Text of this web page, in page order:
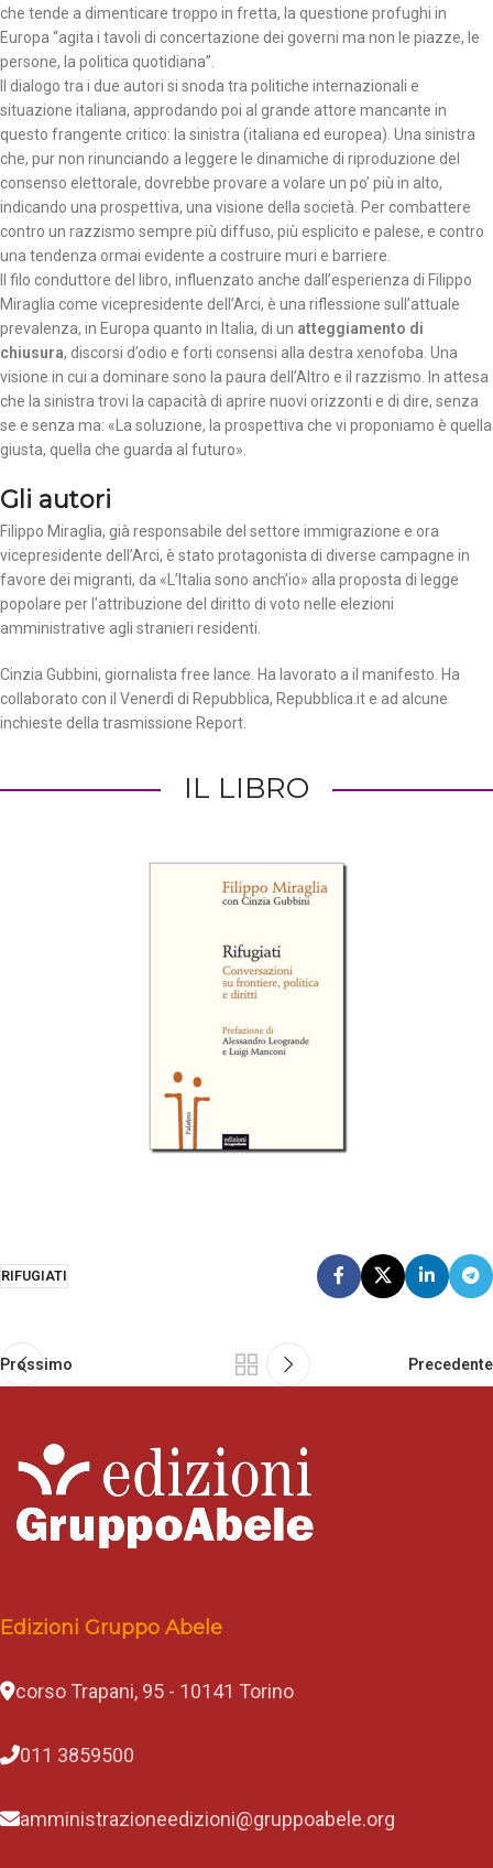
che tende a dimenticare troppo in fretta, la questione profughi in
Europa “agita i tavoli di concertazione dei governi ma non le piazze, le
persone, la politica quotidiana”.
Il dialogo tra i due autori si snoda tra politiche internazionali e
situazione italiana, approdando poi al grande attore mancante in
questo frangente critico: la sinistra (italiana ed europea). Una sinistra
che, pur non rinunciando a leggere le dinamiche di riproduzione del
consenso elettorale, dovrebbe provare a volare un po’ più in alto,
indicando una prospettiva, una visione della società. Per combattere
contro un razzismo sempre più diffuso, più esplicito e palese, e contro
una tendenza ormai evidente a costruire muri e barriere.
Il filo conduttore del libro, influenzato anche dall’esperienza di Filippo
Miraglia come vicepresidente dell’Arci, è una riflessione sull’attuale
prevalenza, in Europa quanto in Italia, di un atteggiamento di
chiusura, discorsi d’odio e forti consensi alla destra xenofoba. Una
visione in cui a dominare sono la paura dell’Altro e il razzismo. In attesa
che la sinistra trovi la capacità di aprire nuovi orizzonti e di dire, senza
se e senza ma: «La soluzione, la prospettiva che vi proponiamo è quella
giusta, quella che guarda al futuro».
Gli autori
Filippo Miraglia, già responsabile del settore immigrazione e ora
vicepresidente dell’Arci, è stato protagonista di diverse campagne in
favore dei migranti, da «L’Italia sono anch’io» alla proposta di legge
popolare per l’attribuzione del diritto di voto nelle elezioni
amministrative agli stranieri residenti.
Cinzia Gubbini, giornalista free lance. Ha lavorato a il manifesto. Ha
collaborato con il Venerdì di Repubblica, Repubblica.it e ad alcune
inchieste della trasmissione Report.
IL LIBRO
RIFUGIATI
Prossimo Precedente
Edizioni Gruppo Abele
corso Trapani, 95 - 10141 Torino
011 3859500
amministrazioneedizioni@gruppoabele.org